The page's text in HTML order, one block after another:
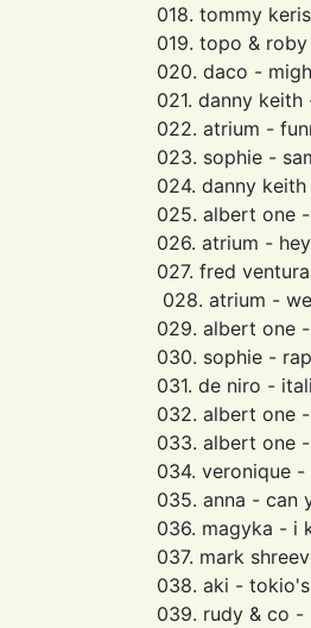
018. tommy
019. topo &
020. daco -
021. danny
022. atrium -
023. sophie -
024. danny
025. albert one
026. atrium -
027. fred
028. atrium -
029. albert one
030. sophie -
031. de niro -
032. albert one
033. albert one
034. veronique
035. anna - can
036. magyka - i
037. mark
038. aki - tokio's
039. rudy & co -